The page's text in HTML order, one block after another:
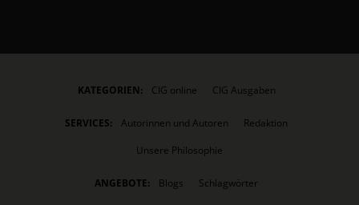
KATEGORIEN: CIG online CIG Ausgaben
SERVICES: Autorinnen und Autoren
Redaktion
Unsere Philosophie
ANGEBOTE: Blogs Schlagwörter